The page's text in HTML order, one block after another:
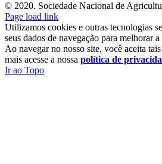
© 2020. Sociedade Nacional de
Page load link
Utilizamos cookies e outras tecnologias
seus dados de navegação para melhorar
Ao navegar no nosso site, você aceita
mais acesse a nossa política de
Ir ao Topo